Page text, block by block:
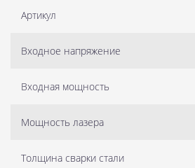
Артикул
Входное напряжение
Входная мощность
Мощность лазера
Толщина сварки стали